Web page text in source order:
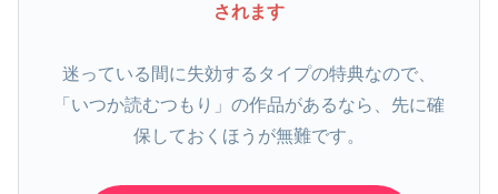
されます
迷っている間に失効するタイプの特典なので、
「いつか読むつもり」の作品があるなら、先に確
保しておくほうが無難です。